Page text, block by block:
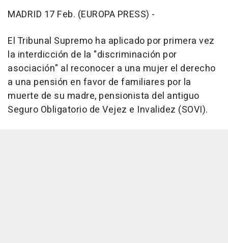
MADRID 17 Feb. (EUROPA PRESS) -
El Tribunal Supremo ha aplicado por primera vez
la interdicción de la "discriminación por
asociación" al reconocer a una mujer el derecho
a una pensión en favor de familiares por la
muerte de su madre, pensionista del antiguo
Seguro Obligatorio de Vejez e Invalidez (SOVI).